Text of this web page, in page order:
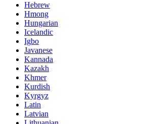
Hebrew
Hmong
Hungarian
Icelandic
Igbo
Javanese
Kannada
Kazakh
Khmer
Kurdish
Kyrgyz
Latin
Latvian